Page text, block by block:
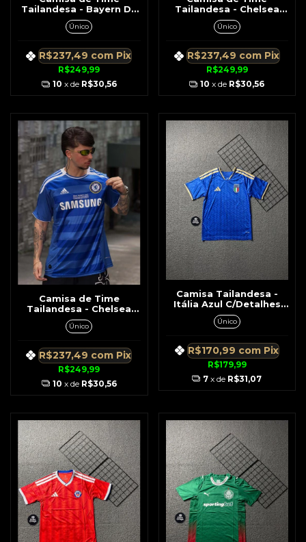
Tailandesa - Bayern De
Munique Retrô 2013
Vermelha c/ Branca
Único
R$249,99
R$237,49 com Pix
10 x de R$30,56
Tailandesa - Chelsea
Retrô Azul Nº 13 Ballack
07/08
Único
R$249,99
R$237,49 com Pix
10 x de R$30,56
Camisa de Time
Tailandesa - Chelsea
Retrô Azul Nº 11 Drogba
08/09
Único
R$249,99
R$237,49 com Pix
10 x de R$30,56
Camisa Tailandesa -
Itália Azul C/Detalhes
Dourado 26/27
Único
R$179,99
R$170,99 com Pix
7 x de R$31,07